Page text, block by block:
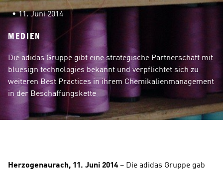
• 11. Juni 2014
MEDIEN
Die adidas Gruppe gibt eine strategische Partnerschaft mit
bluesign technologies bekannt und verpflichtet sich zu
weiteren Best Practices in ihrem Chemikalienmanagement
in der Beschaffungskette
Herzogenaurach, 11. Juni 2014 – Die adidas Gruppe gab